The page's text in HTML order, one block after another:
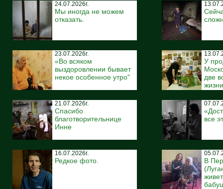
24.07.2026г.
Мы иногда не можем
отказать.
23.07.2026г.
«Во всяком
выздоровлении бывает
некое особенное утро"
21.07.2026г.
Спасибо
благотворительнице
Инне
16.07.2026г.
Редкое фото.
У
две
жизни
все
В